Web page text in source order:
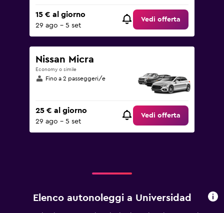
15 € al giorno
29 ago - 5 set
Vedi offerta
Nissan Micra
Economy o simile
Fino a 2 passeggeri/e
25 € al giorno
29 ago - 5 set
Vedi offerta
Elenco autonoleggi a Universidad